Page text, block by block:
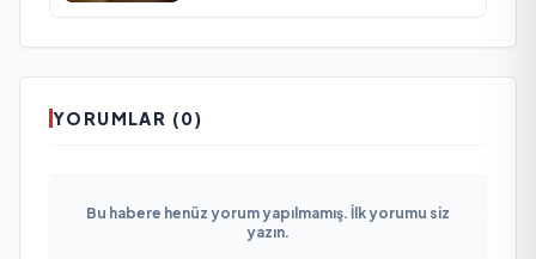
YORUMLAR (0)
Bu habere henüz yorum yapılmamış. İlk yorumu siz
yazın.